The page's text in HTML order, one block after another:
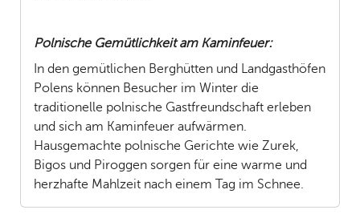
Polnische Gemütlichkeit am Kaminfeuer:
In den gemütlichen Berghütten und Landgasthöfen
Polens können Besucher im Winter die
traditionelle polnische Gastfreundschaft erleben
und sich am Kaminfeuer aufwärmen.
Hausgemachte polnische Gerichte wie Zurek,
Bigos und Piroggen sorgen für eine warme und
herzhafte Mahlzeit nach einem Tag im Schnee.